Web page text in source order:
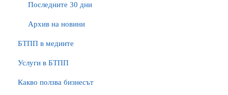
Последните 30 дни
Архив на новини
БTПП в медиите
Услуги в БТПП
Какво ползва бизнесът